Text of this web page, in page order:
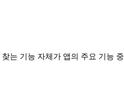
는 기능 자체가 앱의 주요 기능 중